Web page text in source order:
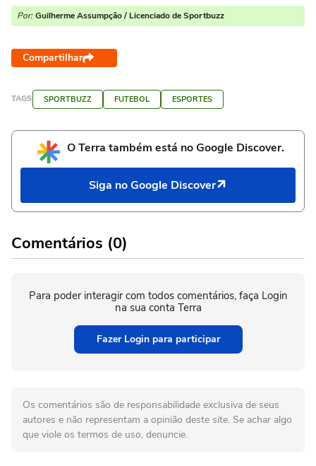
Por: Guilherme Assumpção / Licenciado de Sportbuzz
Compartilhar
TAGS SPORTBUZZ FUTEBOL ESPORTES
O Terra também está no Google Discover.
Siga no Google Discover
Comentários (0)
Para poder interagir com todos comentários, faça Login
na sua conta Terra
Fazer Login para participar
Os comentários são de responsabilidade exclusiva de seus
autores e não representam a opinião deste site. Se achar algo
que viole os termos de uso, denuncie.